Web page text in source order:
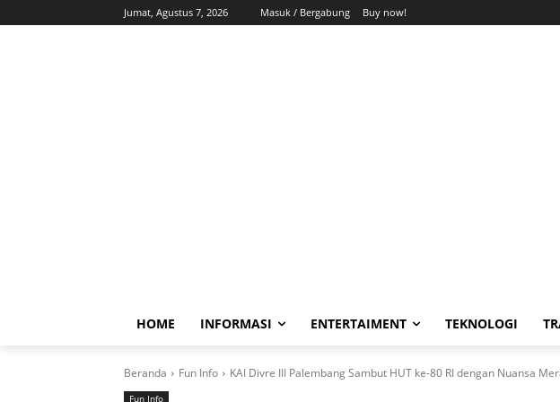
Jumat, Agustus 7, 2026 Masuk / Bergabung Buy now!
HOME INFORMASI ENTERTAIMENT TEKNOLOGI
Beranda Fun Info KAI Divre III Palembang Sambut HUT ke-80 RI dengan Nuansa
Fun Info